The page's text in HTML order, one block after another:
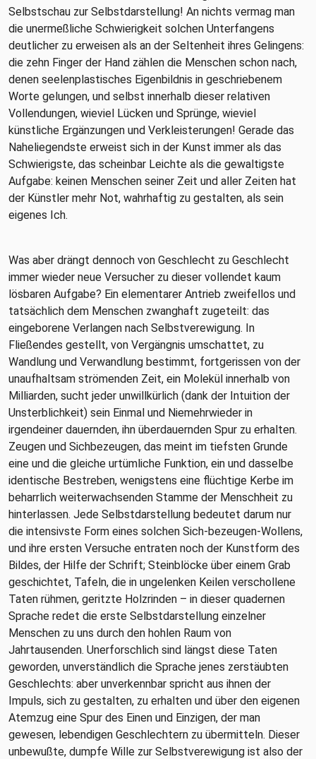
Selbstschau zur Selbstdarstellung! An nichts vermag man
die unermeßliche Schwierigkeit solchen Unterfangens
deutlicher zu erweisen als an der Seltenheit ihres Gelingens:
die zehn Finger der Hand zählen die Menschen schon nach,
denen seelenplastisches Eigenbildnis in geschriebenem
Worte gelungen, und selbst innerhalb dieser relativen
Vollendungen, wieviel Lücken und Sprünge, wieviel
künstliche Ergänzungen und Verkleisterungen! Gerade das
Naheliegendste erweist sich in der Kunst immer als das
Schwierigste, das scheinbar Leichte als die gewaltigste
Aufgabe: keinen Menschen seiner Zeit und aller Zeiten hat
der Künstler mehr Not, wahrhaftig zu gestalten, als sein
eigenes Ich.
Was aber drängt dennoch von Geschlecht zu Geschlecht
immer wieder neue Versucher zu dieser vollendet kaum
lösbaren Aufgabe? Ein elementarer Antrieb zweifellos und
tatsächlich dem Menschen zwanghaft zugeteilt: das
eingeborene Verlangen nach Selbstverewigung. In
Fließendes gestellt, von Vergängnis umschattet, zu
Wandlung und Verwandlung bestimmt, fortgerissen von der
unaufhaltsam strömenden Zeit, ein Molekül innerhalb von
Milliarden, sucht jeder unwillkürlich (dank der Intuition der
Unsterblichkeit) sein Einmal und Niemehrwieder in
irgendeiner dauernden, ihn überdauernden Spur zu erhalten.
Zeugen und Sichbezeugen, das meint im tiefsten Grunde
eine und die gleiche urtümliche Funktion, ein und dasselbe
identische Bestreben, wenigstens eine flüchtige Kerbe im
beharrlich weiterwachsenden Stamme der Menschheit zu
hinterlassen. Jede Selbstdarstellung bedeutet darum nur
die intensivste Form eines solchen Sich-bezeugen-Wollens,
und ihre ersten Versuche entraten noch der Kunstform des
Bildes, der Hilfe der Schrift; Steinblöcke über einem Grab
geschichtet, Tafeln, die in ungelenken Keilen verschollene
Taten rühmen, geritzte Holzrinden – in dieser quadernen
Sprache redet die erste Selbstdarstellung einzelner
Menschen zu uns durch den hohlen Raum von
Jahrtausenden. Unerforschlich sind längst diese Taten
geworden, unverständlich die Sprache jenes zerstäubten
Geschlechts: aber unverkennbar spricht aus ihnen der
Impuls, sich zu gestalten, zu erhalten und über den eigenen
Atemzug eine Spur des Einen und Einzigen, der man
gewesen, lebendigen Geschlechtern zu übermitteln. Dieser
unbewußte, dumpfe Wille zur Selbstverewigung ist also der